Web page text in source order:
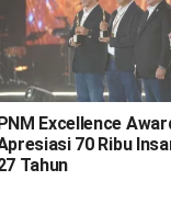
PNM Excellence
70 Ribu
Tahun